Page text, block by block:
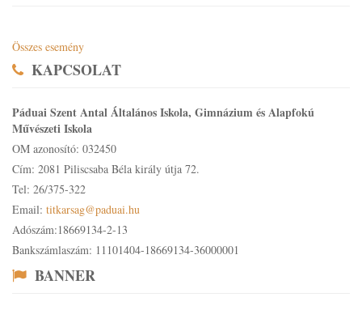
Összes esemény
KAPCSOLAT
Páduai Szent Antal Általános Iskola, Gimnázium és Alapfokú
Művészeti Iskola
OM azonosító: 032450
Cím: 2081 Piliscsaba Béla király útja 72.
Tel: 26/375-322
Email: titkarsag@paduai.hu
Adószám:18669134-2-13
Bankszámlaszám: 11101404-18669134-36000001
BANNER